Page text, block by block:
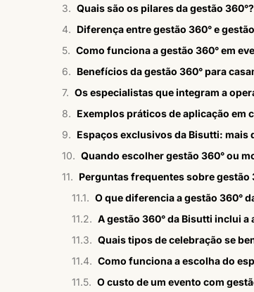
Quais são os pilares da gestão 360°?
Diferença entre gestão 360° e
Como funciona a gestão 360° em
Benefícios da gestão 360° para
Os especialistas que integram a
Espaços exclusivos da Bisutti:
Quando escolher gestão 360° ou
Perguntas frequentes sobre gestão
O que diferencia a gestão 360°
A gestão 360° da Bisutti inclui
Quais tipos de celebração se
Como funciona a escolha do
O custo de um evento com